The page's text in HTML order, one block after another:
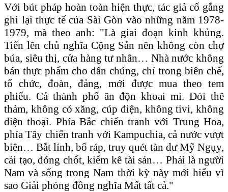
Với bút pháp hoàn toàn hiện thực, tác giả cố gắng
ghi lại thực tế của Sài Gòn vào những năm 1978-
1979, mà theo anh: "Là giai đoạn kinh khủng.
Tiến lên chủ nghĩa Cộng Sản nên không còn chợ
búa, siêu thị, cửa hàng tư nhân… Nhà nước không
bán thực phẩm cho dân chúng, chỉ trong biên chế,
tổ chức, đoàn, đảng, mới được mua theo tem
phiếu. Cả thành phố ăn độn khoai mì. Đói thê
thảm, không có xăng, cúp điện, không tivi, không
điện thoại. Phía Bắc chiến tranh với Trung Hoa,
phía Tây chiến tranh với Kampuchia, cả nước vượt
biên… Bắt lính, bố ráp, truy quét tàn dư Mỹ Ngụy,
cải tạo, đóng chốt, kiểm kê tài sản… Phải là người
Nam và sống trong Nam thời kỳ này mới hiểu vì
sao Giải phóng đồng nghĩa Mất tất cả."